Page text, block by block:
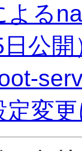
よる
日公開
定変